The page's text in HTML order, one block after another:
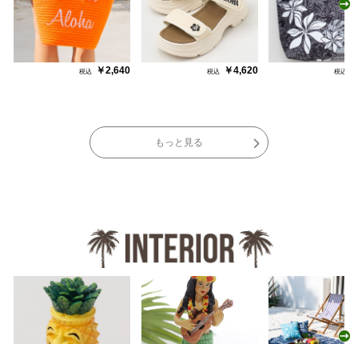
￥2,640 ￥4,620
もっと見る